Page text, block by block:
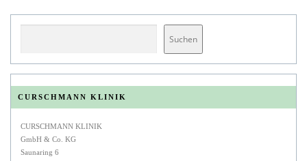
Suchen
CURSCHMANN KLINIK
CURSCHMANN KLINIK
GmbH & Co. KG
Saunaring 6